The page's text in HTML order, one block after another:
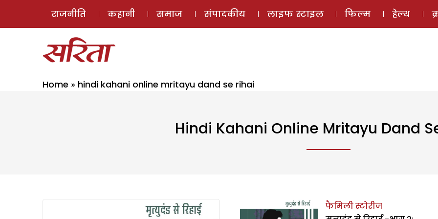
ई-मैगज़ीन
राजनीति कहानी समाज संपादकीय लाइफ स्टाइल फिल्म हेल्थ
Home » hindi kahani online mritayu dand se rihai
Hindi Kahani Online Mritayu Dand
फैमिली स्टोरीज